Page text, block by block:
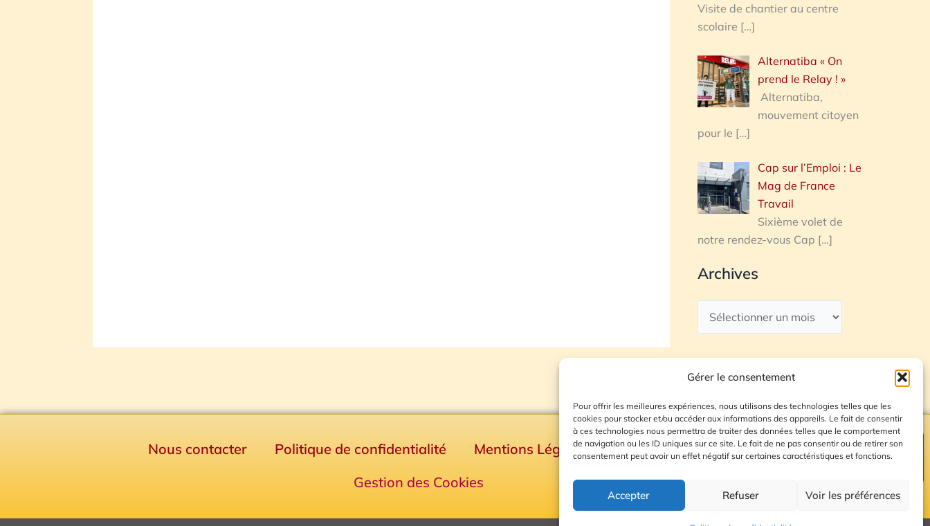
Gérer le consentement
Pour offrir les meilleures expériences, nous utilisons des technologies telles que les
cookies pour stocker et/ou accéder aux informations des appareils. Le fait de consentir
à ces technologies nous permettra de traiter des données telles que le comportement
de navigation ou les ID uniques sur ce site. Le fait de ne pas consentir ou de retirer son
consentement peut avoir un effet négatif sur certaines caractéristiques et fonctions.
Accepter Refuser Voir les préférences
Visite de chantier au centre
scolaire […]
Alternatiba « On
prend le Relay ! »
Alternatiba,
mouvement citoyen
pour le […]
Cap sur l’Emploi : Le
Mag de France
Travail
Sixième volet de
notre rendez-vous Cap […]
Archives
Nous contacter Politique de confidentialité Mentions Légales
Plan du site
Gestion des Cookies